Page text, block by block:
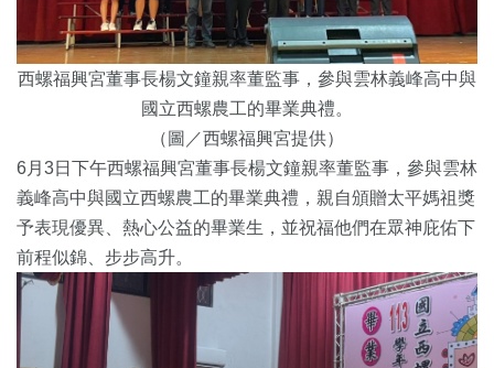
西螺福興宮董事長楊文鐘親率董監事，參與雲林義峰高中與
國立西螺農工的畢業典禮。
（圖／西螺福興宮提供）
6月3日下午西螺福興宮董事長楊文鐘親率董監事，參與雲林
義峰高中與國立西螺農工的畢業典禮，親自頒贈太平媽祖獎
予表現優異、熱心公益的畢業生，並祝福他們在眾神庇佑下
前程似錦、步步高升。